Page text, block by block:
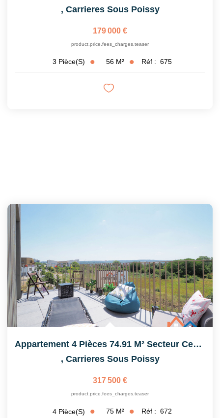
, Carrieres Sous Poissy
179 000 €
product.price.fees_charges.teaser
3 Pièce(s) 56 M² Réf : 675
Appartement 4 Pièces 74.91 M² Secteur Centralité
, Carrieres Sous Poissy
317 500 €
product.price.fees_charges.teaser
4 Pièce(s) 75 M² Réf : 672